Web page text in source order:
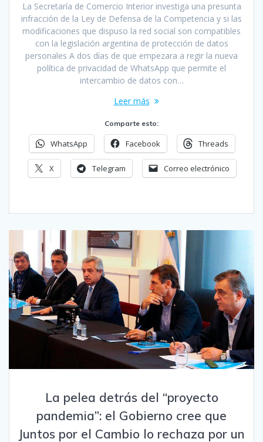
La Secretaría de Comercio Interior investiga una presunta
infracción de la Ley de Defensa de la Competencia y si las
modificaciones que dispuso la red social son compatibles
con la legislación argentina de protección de datos
personales A dos días de que empezara a regir la nueva
política de privacidad de WhatsApp que permite el
intercambio de datos con…
Leer más
Comparte esto:
WhatsApp Facebook Threads
X Telegram Correo electrónico
La pelea detrás del “proyecto
pandemia”: el Gobierno cree que
Juntos por el Cambio lo rechaza por un